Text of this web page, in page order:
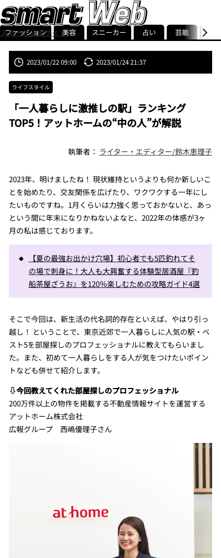
スマート公式サイト
smart最新号
記事一覧ランキング
ストリ
ファッション 美容 スニーカー 占い 芸能 グル
2023/01/22 09:00 2023/01/24 21:37
ライフスタイル
「一人暮らしに激推しの駅」ランキング
TOP5！アットホームの“中の人”が解説
執筆者： ライター・エディター/鈴木恵理子
2023年、明けましたね！ 現状維持というよりも何か新しいこ
とを始めたり、交友関係を広げたり、ワクワクする一年にし
たいものですね。1月くらいは力強く思っておかないと、あっ
という間に年末になりかねないよなと、2022年の体感が3ヶ
月の私は感じております。
【夏の最強お出かけ穴場】初心者でも5匹釣れてそ
の場で刺身に！大人も大興奮する体験型居酒屋『釣
船茶屋ざうお』を120％楽しむための攻略ガイド4選
そこで今回は、新生活の代名詞的存在といえば、やはり引っ
越し！ ということで、東京近郊で一人暮らしに人気の駅・ベ
スト5を部屋探しのプロフェッショナルに教えてもらいまし
た。また、初めて一人暮らしをする人が気をつけたいポイン
トなども併せて紹介します。
⇩今回教えてくれた部屋探しのプロフェッショナル
200万件以上の物件を掲載する不動産情報サイトを運営する
アットホーム株式会社
広報グループ 西嶋優理子さん